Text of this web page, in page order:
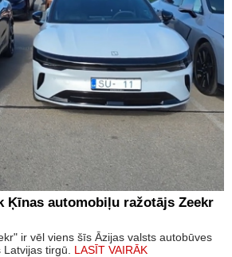
Ķīnas automobiļu ražotājs Zeekr
ir vēl viens šīs Āzijas valsts autobūves
tirgū. LASĪT VAIRĀK